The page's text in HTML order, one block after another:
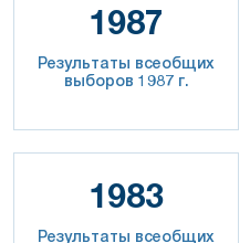
1987
Результаты всеобщих
выборов 1987 г.
1983
Результаты всеобщих